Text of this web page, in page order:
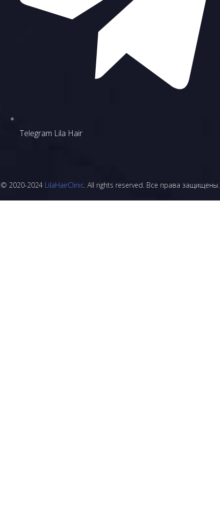
Telegram Lila Hair
© 2020-2024 LilaHairClinic. All rights reserved. Все права защищены.